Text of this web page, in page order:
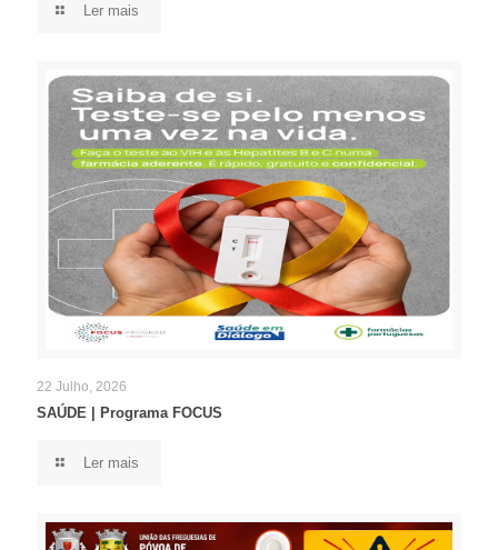
Ler mais
22 Julho, 2026
SAÚDE | Programa FOCUS
Ler mais